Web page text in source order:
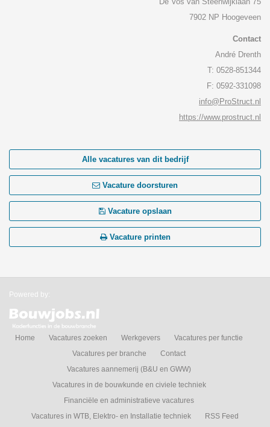
7902 NP Hoogeveen
Contact
André Drenth
T: 0528-851344
F: 0592-331098
info@ProStruct.nl
https://www.prostruct.nl
Alle vacatures van dit bedrijf
Vacature doorsturen
Vacature opslaan
Vacature printen
Powered by:
Home Vacatures zoeken Werkgevers
Vacatures per functie
Vacatures per branche
Contact
Vacatures aannemerij (B&U en GWW)
Vacatures in de bouwkunde en civiele techniek
Financiële en administratieve vacatures
Vacatures in WTB, Elektro- en Installatie techniek
RSS Feed